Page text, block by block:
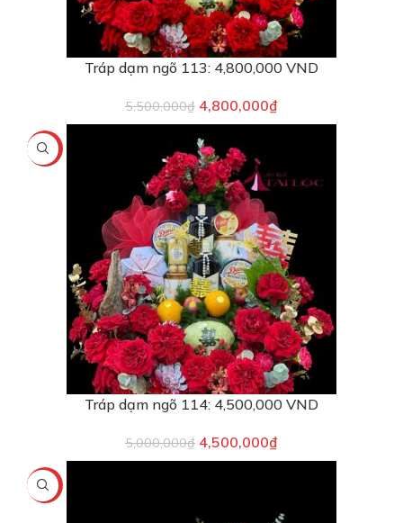
Tráp dạm ngõ 113: 4,800,000 VND
5,500,000₫ 4,800,000₫
-10%
Tráp dạm ngõ 114: 4,500,000 VND
5,000,000₫ 4,500,000₫
-10%